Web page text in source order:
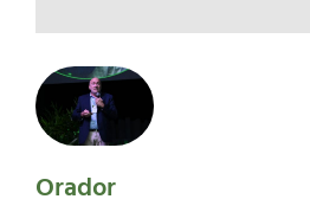
Orador